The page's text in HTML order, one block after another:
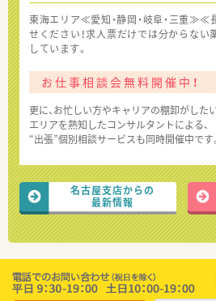
東海エリア≪愛知・静岡・岐阜・三重
せください！求人票だけでは分からない
しています。
お仕事相談会無料開催中！
更に、お忙しい方やキャリアの棚卸がした
エリアを熟知したコンサルタントによる、
“出張”個別相談サービスも同時開催中です
名古屋支店からの
最新情報